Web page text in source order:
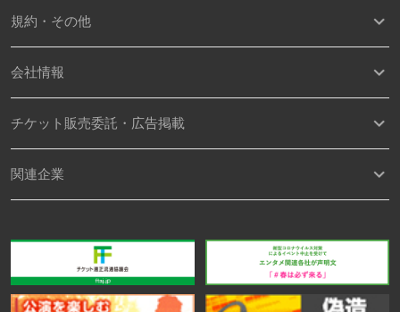
規約・その他
会社情報
チケット販売委託・広告掲載
関連企業